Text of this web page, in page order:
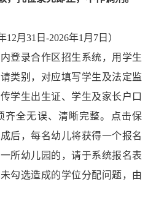
月31日-2026年1月7日）
录合作区招生系统，用学生
类别，对应填写学生及法定监
学生出生证、学生及家长户口
齐全无误、清晰完整。点击保
后，每名幼儿将获得一个报名
所幼儿园的，请于系统报名表
勾选造成的学位分配问题，由